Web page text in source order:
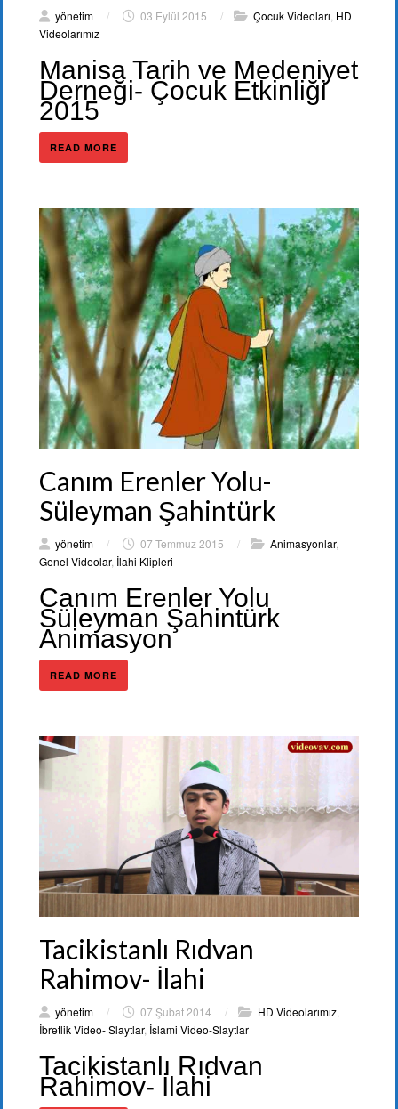
yönetim / 03 Eylül 2015 / Çocuk Videoları HD
Videolarımız
Manisa Tarih ve Medeniyet
Derneği- Çocuk Etkinliği
2015
READ MORE
Canım Erenler Yolu-
Süleyman Şahintürk
yönetim / 07 Temmuz 2015 / Animasyonlar,
Genel Videolar, İlahi Klipleri
Canım Erenler Yolu
Süleyman Şahintürk
Animasyon
READ MORE
Tacikistanlı Rıdvan
Rahimov- İlahi
yönetim / 07 Şubat 2014 / HD Videolarımız
İbretlik Video- Slaytlar, İslami Video-Slaytlar
Tacikistanlı Rıdvan
Rahimov- İlahi